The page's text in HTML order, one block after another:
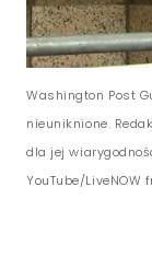
Washington Post
nieuniknione.
dla jej
YouTube/LiveNOW